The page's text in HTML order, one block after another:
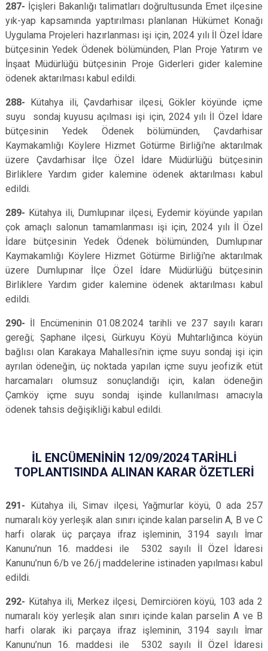
287- İçişleri Bakanlığı talimatları doğrultusunda Emet ilçesine
yık-yap kapsamında yaptırılması planlanan Hükümet Konağı
Uygulama Projeleri hazırlanması işi için, 2024 yılı İl Özel İdare
bütçesinin Yedek Ödenek bölümünden, Plan Proje Yatırım ve
İnşaat Müdürlüğü bütçesinin Proje Giderleri gider kalemine
ödenek aktarılması kabul edildi.
288- Kütahya ili, Çavdarhisar ilçesi, Gökler köyünde içme
suyu sondaj kuyusu açılması işi için, 2024 yılı İl Özel İdare
bütçesinin Yedek Ödenek bölümünden, Çavdarhisar
Kaymakamlığı Köylere Hizmet Götürme Birliği'ne aktarılmak
üzere Çavdarhisar İlçe Özel İdare Müdürlüğü bütçesinin
Birliklere Yardım gider kalemine ödenek aktarılması kabul
edildi.
289- Kütahya ili, Dumlupınar ilçesi, Eydemir köyünde yapılan
çok amaçlı salonun tamamlanması işi için, 2024 yılı İl Özel
İdare bütçesinin Yedek Ödenek bölümünden, Dumlupınar
Kaymakamlığı Köylere Hizmet Götürme Birliği'ne aktarılmak
üzere Dumlupınar İlçe Özel İdare Müdürlüğü bütçesinin
Birliklere Yardım gider kalemine ödenek aktarılması kabul
edildi.
290- İl Encümeninin 01.08.2024 tarihli ve 237 sayılı kararı
gereği; Şaphane ilçesi, Gürkuyu Köyü Muhtarlığınca köyün
bağlısı olan Karakaya Mahallesi’nin içme suyu sondaj işi için
ayrılan ödeneğin, üç noktada yapılan içme suyu jeofizik etüt
harcamaları olumsuz sonuçlandığı için, kalan ödeneğin
Çamköy içme suyu sondaj işinde kullanılması amacıyla
ödenek tahsis değişikliği kabul edildi.
İL ENCÜMENİNİN 12/09/2024 TARİHLİ
TOPLANTISINDA ALINAN KARAR ÖZETLERİ
291- Kütahya ili, Simav ilçesi, Yağmurlar köyü, 0 ada 257
numaralı köy yerleşik alan sınırı içinde kalan parselin A, B ve C
harfi olarak üç parçaya ifraz işleminin, 3194 sayılı İmar
Kanunu’nun 16. maddesi ile 5302 sayılı İl Özel İdaresi
Kanunu’nun 6/b ve 26/j maddelerine istinaden yapılması kabul
edildi.
292- Kütahya ili, Merkez ilçesi, Demirciören köyü, 103 ada 2
numaralı köy yerleşik alan sınırı içinde kalan parselin A ve B
harfi olarak iki parçaya ifraz işleminin, 3194 sayılı İmar
Kanunu’nun 16. maddesi ile 5302 sayılı İl Özel İdaresi